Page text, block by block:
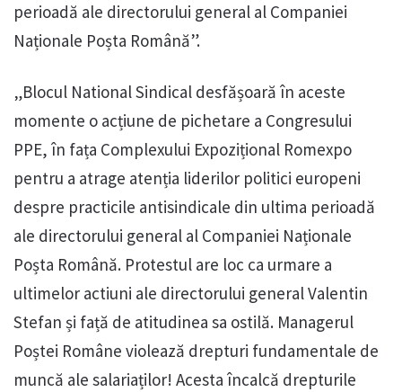
perioadă ale directorului general al Companiei
Naționale Poșta Română”.
„Blocul National Sindical desfășoară în aceste
momente o acțiune de pichetare a Congresului
PPE, în fața Complexului Expozițional Romexpo
pentru a atrage atenția liderilor politici europeni
despre practicile antisindicale din ultima perioadă
ale directorului general al Companiei Naționale
Poșta Română. Protestul are loc ca urmare a
ultimelor actiuni ale directorului general Valentin
Stefan și față de atitudinea sa ostilă. Managerul
Poștei Române violează drepturi fundamentale de
muncă ale salariaților! Acesta încalcă drepturile